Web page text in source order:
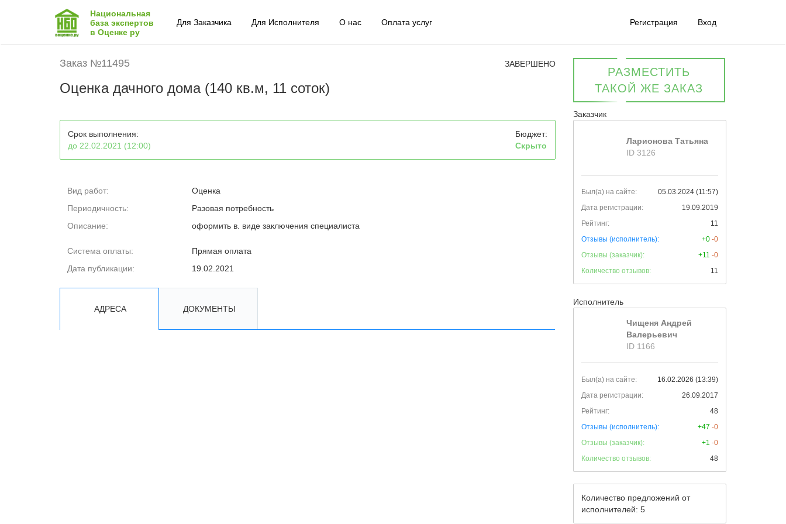
Национальная
база экспертов
в Оценке ру
Для Заказчика Для Исполнителя О нас Оплата услуг Регистрация Вход
Заказ №11495 ЗАВЕРШЕНО
Оценка дачного дома (140 кв.м, 11 соток)
РАЗМЕСТИТЬ
ТАКОЙ ЖЕ ЗАКАЗ
Срок выполнения:
до 22.02.2021 (12:00)
Бюджет:
Скрыто
Вид работ:
Оценка
Периодичность:
Разовая потребность
Описание:
оформить в. виде заключения специалиста
Система оплаты:
Прямая оплата
Дата публикации:
19.02.2021
АДРЕСА ДОКУМЕНТЫ
Заказчик
Ларионова Татьяна
ID 3126
Был(а) на сайте:
05.03.2024 (11:57)
Дата регистрации:
19.09.2019
Рейтинг:
11
Отзывы (исполнитель):
+0 -0
Отзывы (заказчик):
+11 -0
Количество отзывов:
11
Исполнитель
Чищеня Андрей
Валерьевич
ID 1166
Был(а) на сайте:
16.02.2026 (13:39)
Дата регистрации:
26.09.2017
Рейтинг:
48
Отзывы (исполнитель):
+47 -0
Отзывы (заказчик):
+1 -0
Количество отзывов:
48
Количество предложений от
исполнителей: 5